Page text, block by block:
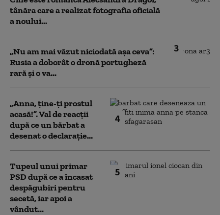
tânăra care a realizat fotografia oficială
a noului...
3
„Nu am mai văzut niciodată așa ceva”:
Rusia a doborât o dronă portugheză
rară și o va...
4
„Anna, ţine-ţi prostul
acasă!”. Val de reacții
după ce un bărbat a
desenat o declarație...
5
Tupeul unui primar
PSD după ce a încasat
despăgubiri pentru
secetă, iar apoi a
vândut...